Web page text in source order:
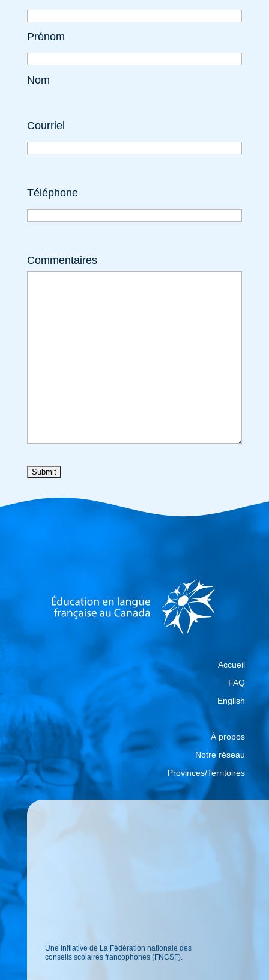
Prénom
Nom
Courriel
Téléphone
Commentaires
Accueil
FAQ
English
À propos
Notre réseau
Provinces/Territoires
Une initiative de La Fédération nationale des
conseils scolaires francophones (FNCSF).